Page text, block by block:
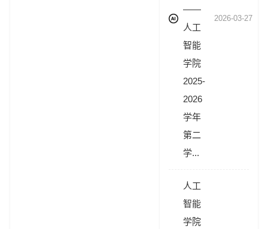
——
人工
智能
学院
2025-
2026
学年
第二
学...
2026-03-27
人工
智能
学院